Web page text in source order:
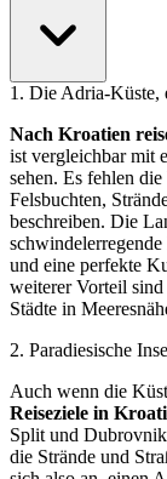
1 . Die Adria-Küste,
Nach Kroatien
ist vergleichbar mit
sehen. Es fehlen
Felsbuchten,
beschreiben. Die
und eine perfekte
weiterer Vorteil sind
Städte in
2. Paradiesische
Auch wenn die
Reiseziele in
Split und
die Strände und